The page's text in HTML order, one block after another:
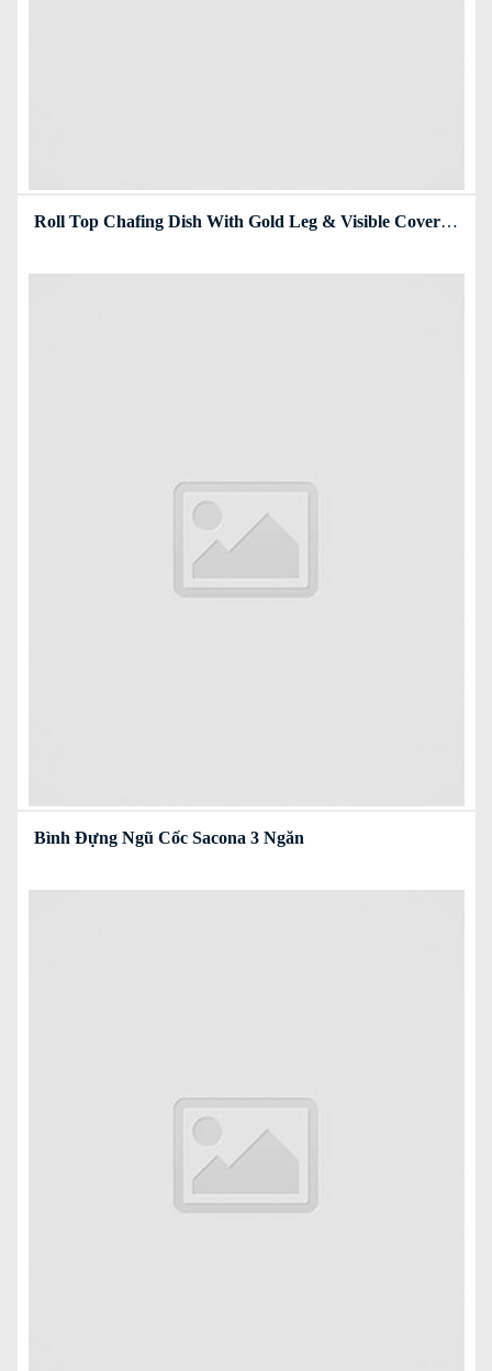
Read more
Roll Top Chafing Dish With Gold Leg & Visible Cover/ Nồi Hâm Thức Ăn Sacona Hình Chữ Nhật Nắp Kiếng Chân Vàng
Read more
Bình Đựng Ngũ Cốc Sacona 3 Ngăn